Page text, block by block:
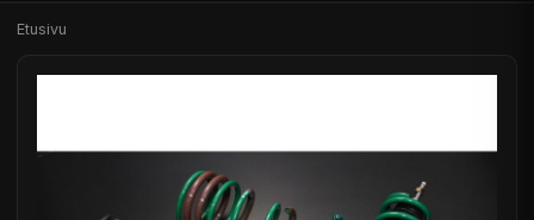
Etusivu